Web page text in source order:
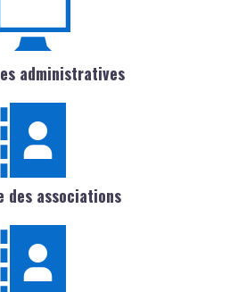
administratives
des associations